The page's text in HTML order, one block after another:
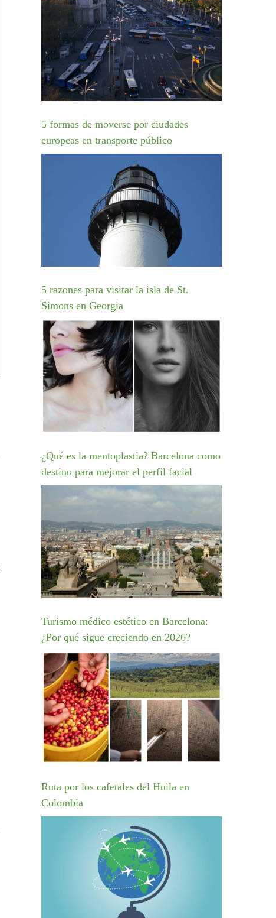
5 formas de moverse por ciudades
europeas en transporte público
5 razones para visitar la isla de St.
Simons en Georgia
¿Qué es la mentoplastia? Barcelona como
destino para mejorar el perfil facial
Turismo médico estético en Barcelona:
¿Por qué sigue creciendo en 2026?
Ruta por los cafetales del Huila en
Colombia